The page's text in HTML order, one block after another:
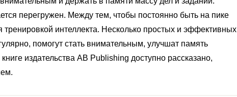
перегружен. Между тем, чтобы постоянно быть на пике
интеллекта. Несколько простых и эффективных
помогут стать внимательным, улучшат память
издательства AB Publishing доступно рассказано,